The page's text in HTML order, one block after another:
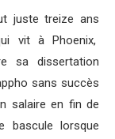
juste treize ans
vit à Phoenix,
sa dissertation
sans succès
salaire en fin de
bascule lorsque